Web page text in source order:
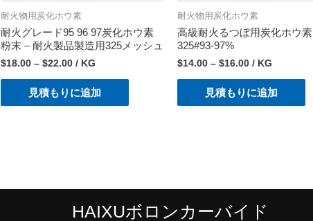
耐火物用炭化ホウ素
耐火グレード95 96 97炭化ホウ素
粉末 – 耐火製品製造用325メッシュ
$18.00 – $22.00 / KG
見積もりに追加
耐火物用炭化ホウ素
高級耐火るつぼ用炭化ホウ素
325#93-97%
$14.00 – $16.00 / KG
見積もりに追加
HAIXUボロンカーバイド